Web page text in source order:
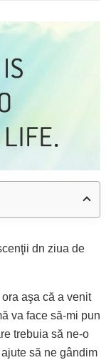
dn ziua de
aşa că a venit
va face să-mi pun
trebuia să ne-o
să ne gândim